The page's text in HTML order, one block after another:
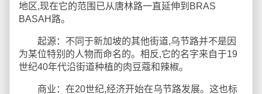
地区,现在它的范围已从唐林路一直延伸到BRAS
BASAH路。
起源：不同于新加坡的其他街道,乌节路并不是因
为某位特别的人物而命名的。相反,它的名字来自于19
世纪40年代沿街道种植的肉豆蔻和辣椒。
商业：在20世纪,经济开始在乌节路发展。这也标